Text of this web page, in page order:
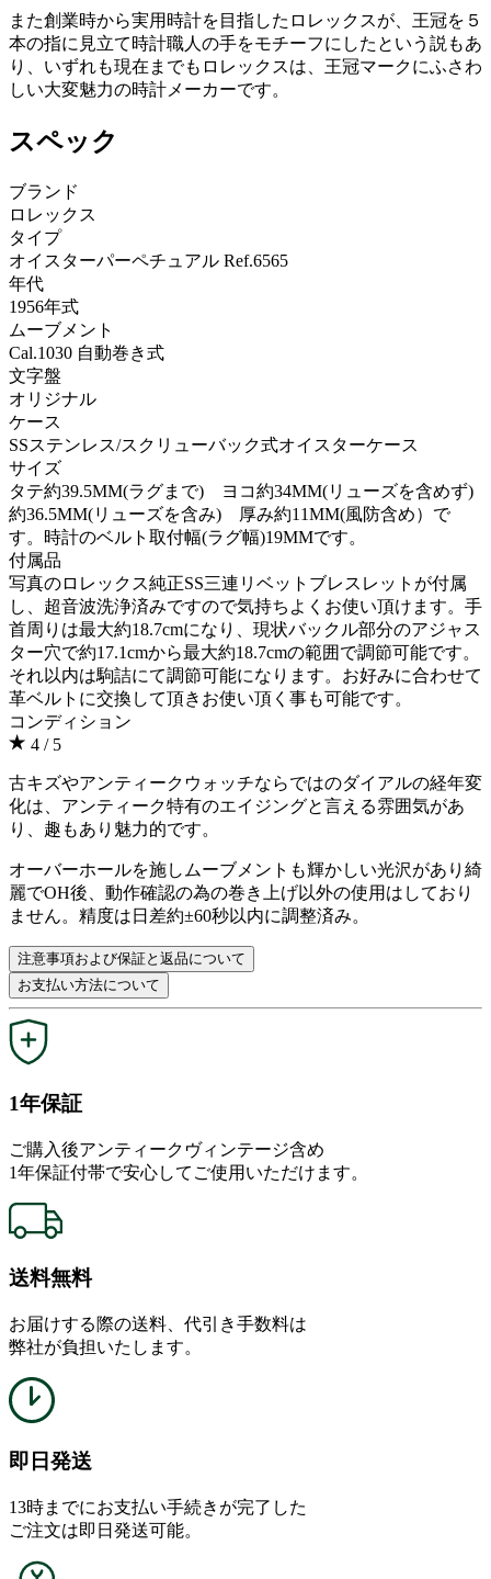
また創業時から実用時計を目指したロレックスが、王冠を５
本の指に見立て時計職人の手をモチーフにしたという説もあ
り、いずれも現在までもロレックスは、王冠マークにふさわ
しい大変魅力の時計メーカーです。
スペック
ブランド
ロレックス
タイプ
オイスターパーペチュアル Ref.6565
年代
1956年式
ムーブメント
Cal.1030 自動巻き式
文字盤
オリジナル
ケース
SSステンレス/スクリューバック式オイスターケース
サイズ
タテ約39.5MM(ラグまで) ヨコ約34MM(リューズを含めず)
約36.5MM(リューズを含み) 厚み約11MM(風防含め）で
す。時計のベルト取付幅(ラグ幅)19MMです。
付属品
写真のロレックス純正SS三連リベットブレスレットが付属
し、超音波洗浄済みですので気持ちよくお使い頂けます。手
首周りは最大約18.7cmになり、現状バックル部分のアジャス
ター穴で約17.1cmから最大約18.7cmの範囲で調節可能です。
それ以内は駒詰にて調節可能になります。お好みに合わせて
革ベルトに交換して頂きお使い頂く事も可能です。
コンディション
4 / 5
古キズやアンティークウォッチならではのダイアルの経年変
化は、アンティーク特有のエイジングと言える雰囲気があ
り、趣もあり魅力的です。
オーバーホールを施しムーブメントも輝かしい光沢があり綺
麗でOH後、動作確認の為の巻き上げ以外の使用はしており
ません。精度は日差約±60秒以内に調整済み。
注意事項および保証と返品について
お支払い方法について
1年保証
ご購入後アンティークヴィンテージ含め
1年保証付帯で安心してご使用いただけます。
送料無料
お届けする際の送料、代引き手数料は
弊社が負担いたします。
即日発送
13時までにお支払い手続きが完了した
ご注文は即日発送可能。